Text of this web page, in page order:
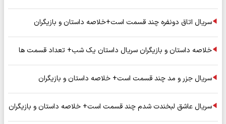
سریال اتاق دونفره چند قسمت است+خلاصه داستان و بازیگران
خلاصه داستان و بازیگران سریال داستان یک شب+ تعداد قسمت ها
سریال جزر و مد چند قسمت است+ خلاصه داستان و بازیگران
سریال عاشق لبخندت شدم چند قسمت است+ خلاصه داستان و بازیگران